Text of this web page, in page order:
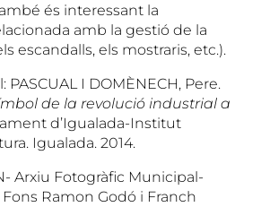
és interessant la
amb la gestió de la
escandalls, els mostraris, etc.).
I DOMÈNECH, Pere.
de la revolució industrial a
d’Igualada-Institut
Igualada. 2014.
Arxiu Fotogràfic Municipal-
Fons Ramon Godó i Franch